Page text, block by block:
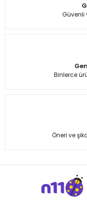
Güvenli
Binlerce
Öneri ve